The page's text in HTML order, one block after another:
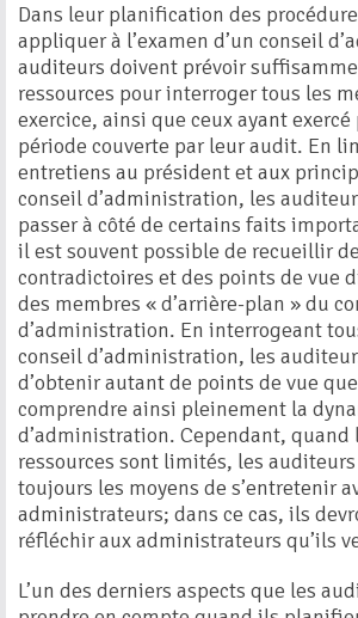
Dans leur planification des
appliquer à l’examen d’un conseil
auditeurs doivent prévoir
ressources pour interroger tous les
exercice, ainsi que ceux ayant
période couverte par leur audit. En
entretiens au président et aux
conseil d’administration, les
passer à côté de certains faits
il est souvent possible de recueillir
contradictoires et des points de vue
des membres « d’arrière-plan » du
d’administration. En interrogeant
conseil d’administration, les
d’obtenir autant de points de vue
comprendre ainsi pleinement la
d’administration. Cependant, quand
ressources sont limités, les auditeurs
toujours les moyens de s’entretenir
administrateurs; dans ce cas, ils
réfléchir aux administrateurs qu’ils
L’un des derniers aspects que les